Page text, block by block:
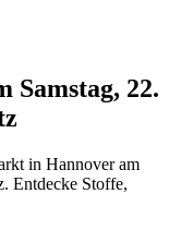
Samstag, 22.
in Hannover am
Entdecke Stoffe,